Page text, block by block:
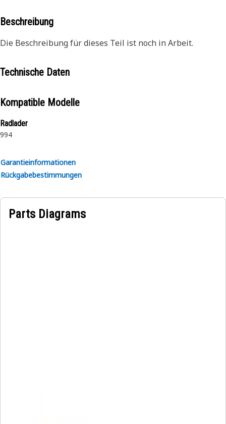
Beschreibung
Die Beschreibung für dieses Teil ist noch in Arbeit.
Technische Daten
Kompatible Modelle
Radlader
994
Garantieinformationen
Rückgabebestimmungen
Parts Diagrams